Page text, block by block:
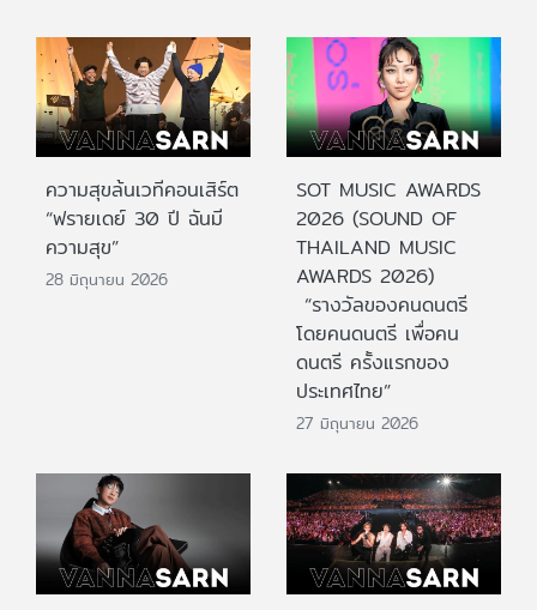
ความสุขล้นเวทีคอนเสิร์ต
“ฟรายเดย์ 30 ปี ฉันมี
ความสุข”
28 มิถุนายน 2026
SOT MUSIC AWARDS
2026 (SOUND OF
THAILAND MUSIC
AWARDS 2026)
“รางวัลของคนดนตรี
โดยคนดนตรี เพื่อคน
ดนตรี ครั้งแรกของ
ประเทศไทย”
27 มิถุนายน 2026